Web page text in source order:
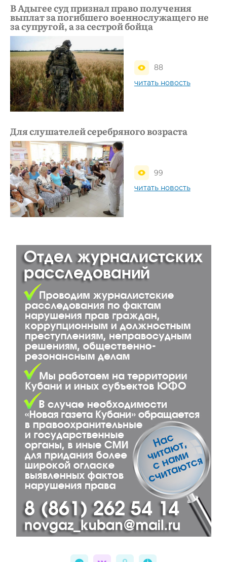
В Адыгее суд признал право получения
выплат за погибшего военнослужащего не
за супругой, а за сестрой бойца
88
читать новость
Для слушателей серебряного возраста
99
читать новость